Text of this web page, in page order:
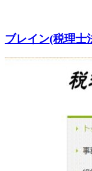
ブレイン(税理士